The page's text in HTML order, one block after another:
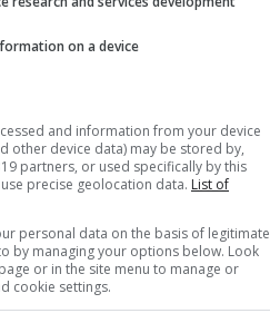
on a device
and information from your device
other device data) may be stored by,
partners, or used specifically by this
precise geolocation data. List of
personal data on the basis of legitimate
by managing your options below. Look
or in the site menu to manage or
cookie settings.